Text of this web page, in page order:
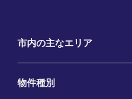
市内の主なエリア
物件種別